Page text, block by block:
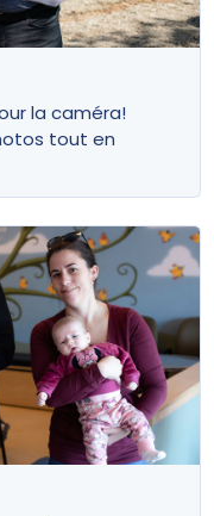
la caméra!
tout en